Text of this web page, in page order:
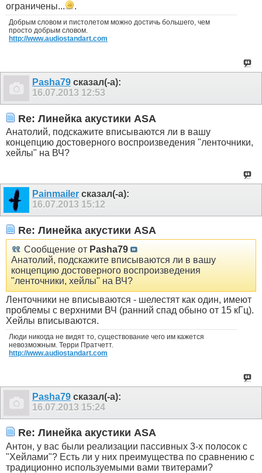
ограничены...
.
Добрым словом и пистолетом можно достичь большего, чем
просто добрым словом.
http://www.audiostandart.com
Pasha79 сказал(-а):
16.07.2013 12:53
Re: Линейка акустики ASA
Анатолий, подскажите вписываются ли в вашу
концепцию достоверного воспроизведения "ленточники,
хейлы" на ВЧ?
Painmailer сказал(-а):
16.07.2013 15:12
Re: Линейка акустики ASA
Сообщение от Pasha79
Анатолий, подскажите вписываются ли в вашу
концепцию достоверного воспроизведения
"ленточники, хейлы" на ВЧ?
Ленточники не вписываются - шелестят как один, имеют
проблемы с верхними ВЧ (ранний спад обыно от 15 кГц).
Хейлы вписываются.
Люди никогда не видят то, существование чего им кажется
невозможным. Терри Пратчетт.
http://www.audiostandart.com
Pasha79 сказал(-а):
16.07.2013 15:24
Re: Линейка акустики ASA
Антон, у вас были реализации пассивных 3-х полосок с
"Хейлами"? Есть ли у них преимущества по сравнению с
традиционно используемыми вами твитерами?